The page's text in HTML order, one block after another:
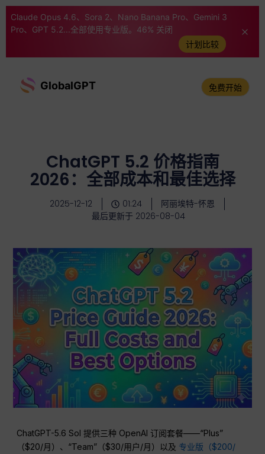
Claude Opus 4.6、Sora 2、Nano Banana Pro、Gemini 3
Pro、GPT 5.2...全部使用专业版。46% 关闭
计划比较
GlobalGPT 免费开始
ChatGPT 5.2 价格指南
2026：全部成本和最佳选择
2025-12-12 01:24
阿丽埃特-怀恩
最后更新于 2026-08-04
ChatGPT-5.6 Sol 提供三种 OpenAI 订阅套餐——“Plus”
（$20/月）、“Team”（$30/用户/月）以及 专业版（$200/